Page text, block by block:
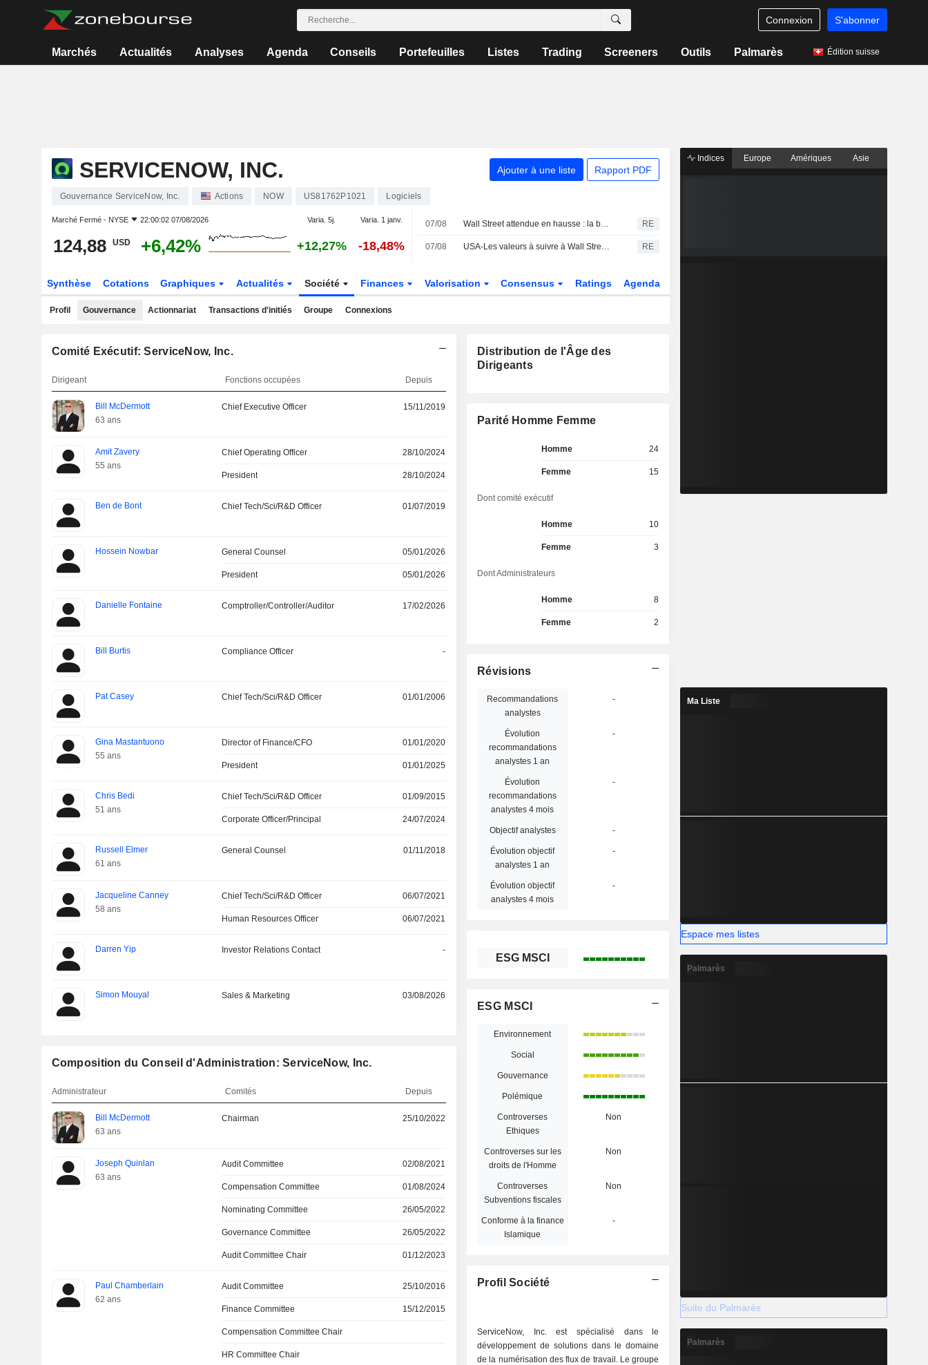
Connexion S'abonner
Marchés Actualités Analyses Agenda Conseils Portefeuilles Listes Trading Screeners Outils Palmarès Édition suisse
SERVICENOW, INC. Ajouter à une liste Rapport PDF
Gouvernance ServiceNow, Inc. Actions NOW US81762P1021 Logiciels
Marché Fermé - NYSE 22:00:02 07/08/2026 Varia. 5j. Varia. 1 janv.
124,88 USD +6,42% +12,27% -18,48%
07/08 Wall Street attendue en hausse : la baisse surprise des créations d'emplois refroidit les anticipations de hausse des taux RE
07/08 USA-Les valeurs à suivre à Wall Street (actualisé) RE
Synthèse Cotations Graphiques Actualités Société Finances Valorisation Consensus Ratings Agenda
Profil Gouvernance Actionnariat Transactions d'initiés Groupe Connexions
Comité Exécutif: ServiceNow, Inc.
Dirigeant Fonctions occupées Depuis
Bill McDermott
63 ans
Chief Executive Officer 15/11/2019
Amit Zavery
55 ans
Chief Operating Officer 28/10/2024
President 28/10/2024
Ben de Bont Chief Tech/Sci/R&D Officer 01/07/2019
Hossein Nowbar General Counsel 05/01/2026
President 05/01/2026
Danielle Fontaine Comptroller/Controller/Auditor 17/02/2026
Bill Burtis Compliance Officer -
Pat Casey Chief Tech/Sci/R&D Officer 01/01/2006
Gina Mastantuono
55 ans
Director of Finance/CFO 01/01/2020
President 01/01/2025
Chris Bedi
51 ans
Chief Tech/Sci/R&D Officer 01/09/2015
Corporate Officer/Principal 24/07/2024
Russell Elmer
61 ans
General Counsel 01/11/2018
Jacqueline Canney
58 ans
Chief Tech/Sci/R&D Officer 06/07/2021
Human Resources Officer 06/07/2021
Darren Yip Investor Relations Contact -
Simon Mouyal Sales & Marketing 03/08/2026
Composition du Conseil d'Administration: ServiceNow, Inc.
Administrateur Comités Depuis
Bill McDermott
63 ans
Chairman 25/10/2022
Joseph Quinlan
63 ans
Audit Committee 02/08/2021
Compensation Committee 01/08/2024
Nominating Committee 26/05/2022
Governance Committee 26/05/2022
Audit Committee Chair 01/12/2023
Paul Chamberlain
62 ans
Audit Committee 25/10/2016
Finance Committee 15/12/2015
Compensation Committee Chair
HR Committee Chair
Distribution de l'Âge des
Dirigeants
Parité Homme Femme
Homme 24
Femme 15
Dont comité exécutif
Homme 10
Femme 3
Dont Administrateurs
Homme 8
Femme 2
Révisions
Recommandations
analystes
-
Évolution
recommandations
analystes 1 an
-
Évolution
recommandations
analystes 4 mois
-
Objectif analystes -
Évolution objectif
analystes 1 an
-
Évolution objectif
analystes 4 mois
-
ESG MSCI
ESG MSCI
Environnement
Social
Gouvernance
Polémique
Controverses
Ethiques
Non
Controverses sur les
droits de l'Homme
Non
Controverses
Subventions fiscales
Non
Conforme à la finance
Islamique
-
Profil Société
ServiceNow, Inc. est spécialisé dans le
développement de solutions dans le domaine
de la numérisation des flux de travail. Le groupe
Indices Europe Amériques Asie
Ma Liste
Espace mes listes
Palmarès
Suite du Palmarès
Palmarès